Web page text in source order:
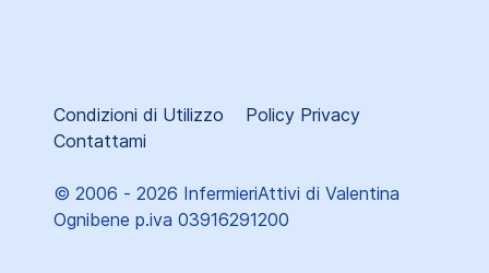
Condizioni di Utilizzo
Policy Privacy
Contattami
© 2006 - 2026 InfermieriAttivi di Valentina
Ognibene p.iva 03916291200